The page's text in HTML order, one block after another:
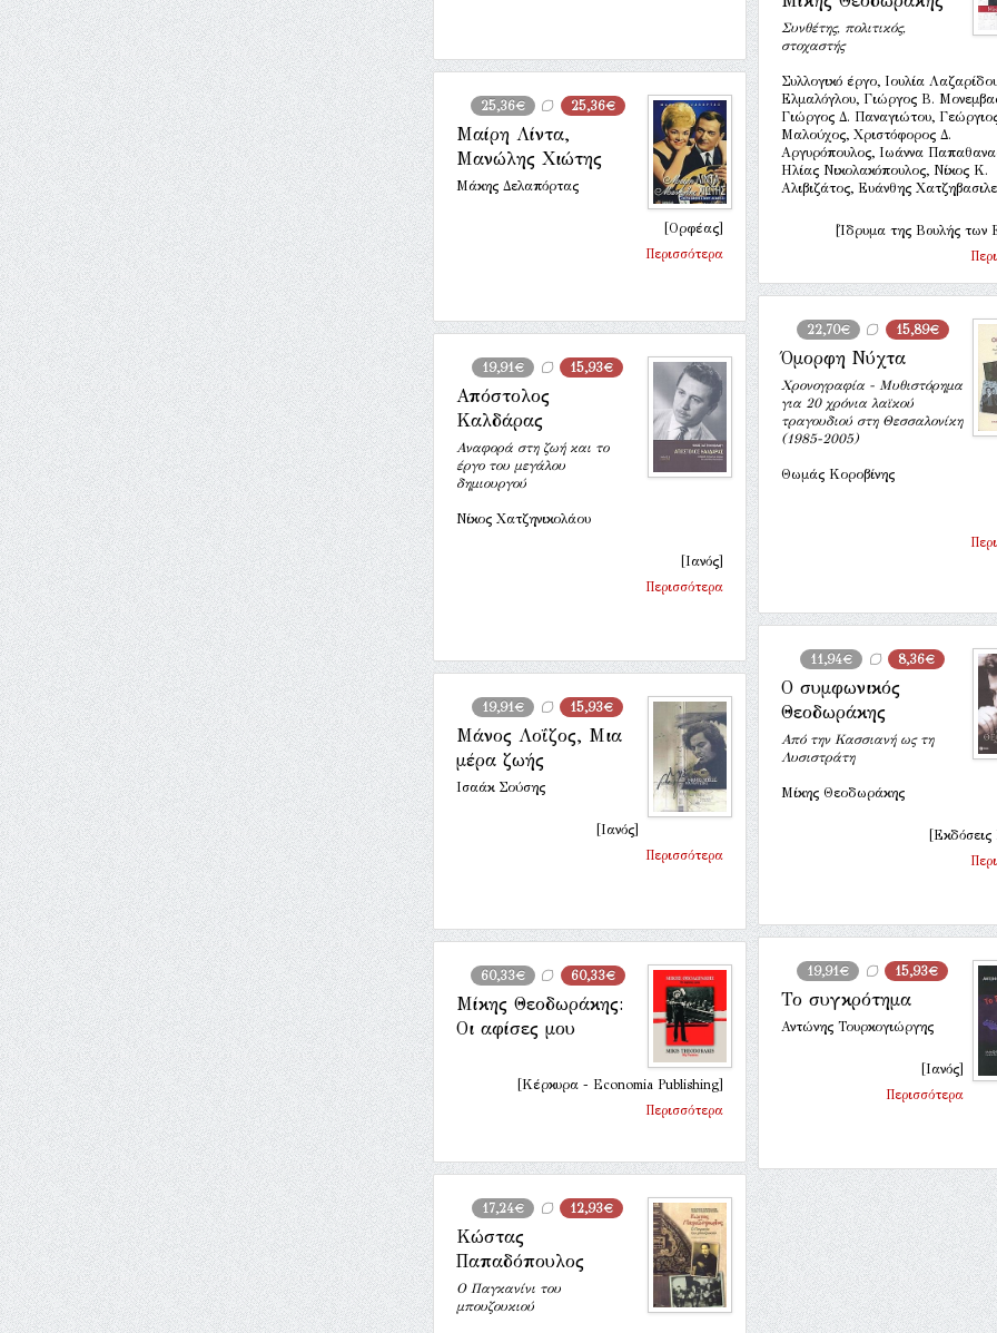
Συνθέτης, πολιτικός,
στοχαστής
Συλλογικό έργο, Ιουλία
Ελμαλόγλου, Γιώργος Β.
Γιώργος Δ. Παναγιώτου,
Μαλούχος, Χριστόφορος Δ.
Αργυρόπουλος, Ιωάννα
Ηλίας Νικολακόπουλος, Νίκος Κ.
Αλιβιζάτος, Ευάνθης
[Ίδρυμα της Βουλής των
25,36€ 25,36€
Μαίρη Λίντα,
Μανώλης Χιώτης
Μάκης Δελαπόρτας
[Ορφέας]
Περισσότερα
22,70€ 15,89€
Όμορφη Νύχτα
Χρονογραφία - Μυθιστόρημα
για 20 χρόνια λαϊκού
τραγουδιού στη Θεσσαλονίκη
(1985-2005)
Θωμάς Κοροβίνης
19,91€ 15,93€
Απόστολος
Καλδάρας
Αναφορά στη ζωή και το
έργο του μεγάλου
δημιουργού
Νίκος Χατζηνικολάου
[Ιανός]
Περισσότερα
11,94€ 8,36€
Ο συμφωνικός
Θεοδωράκης
Από την Κασσιανή ως τη
Λυσιστράτη
Μίκης Θεοδωράκης
19,91€ 15,93€
Μάνος Λοΐζος, Μια
μέρα ζωής
Ισαάκ Σούσης
[Ιανός]
Περισσότερα
19,91€ 15,93€
Το συγκρότημα
Αντώνης Τουρκογιώργης
[Ιανός]
Περισσότερα
60,33€ 60,33€
Μίκης Θεοδωράκης:
Οι αφίσες μου
[Κέρκυρα - Economia Publishing]
Περισσότερα
17,24€ 12,93€
Κώστας
Παπαδόπουλος
Ο Παγκανίνι του
μπουζουκιού